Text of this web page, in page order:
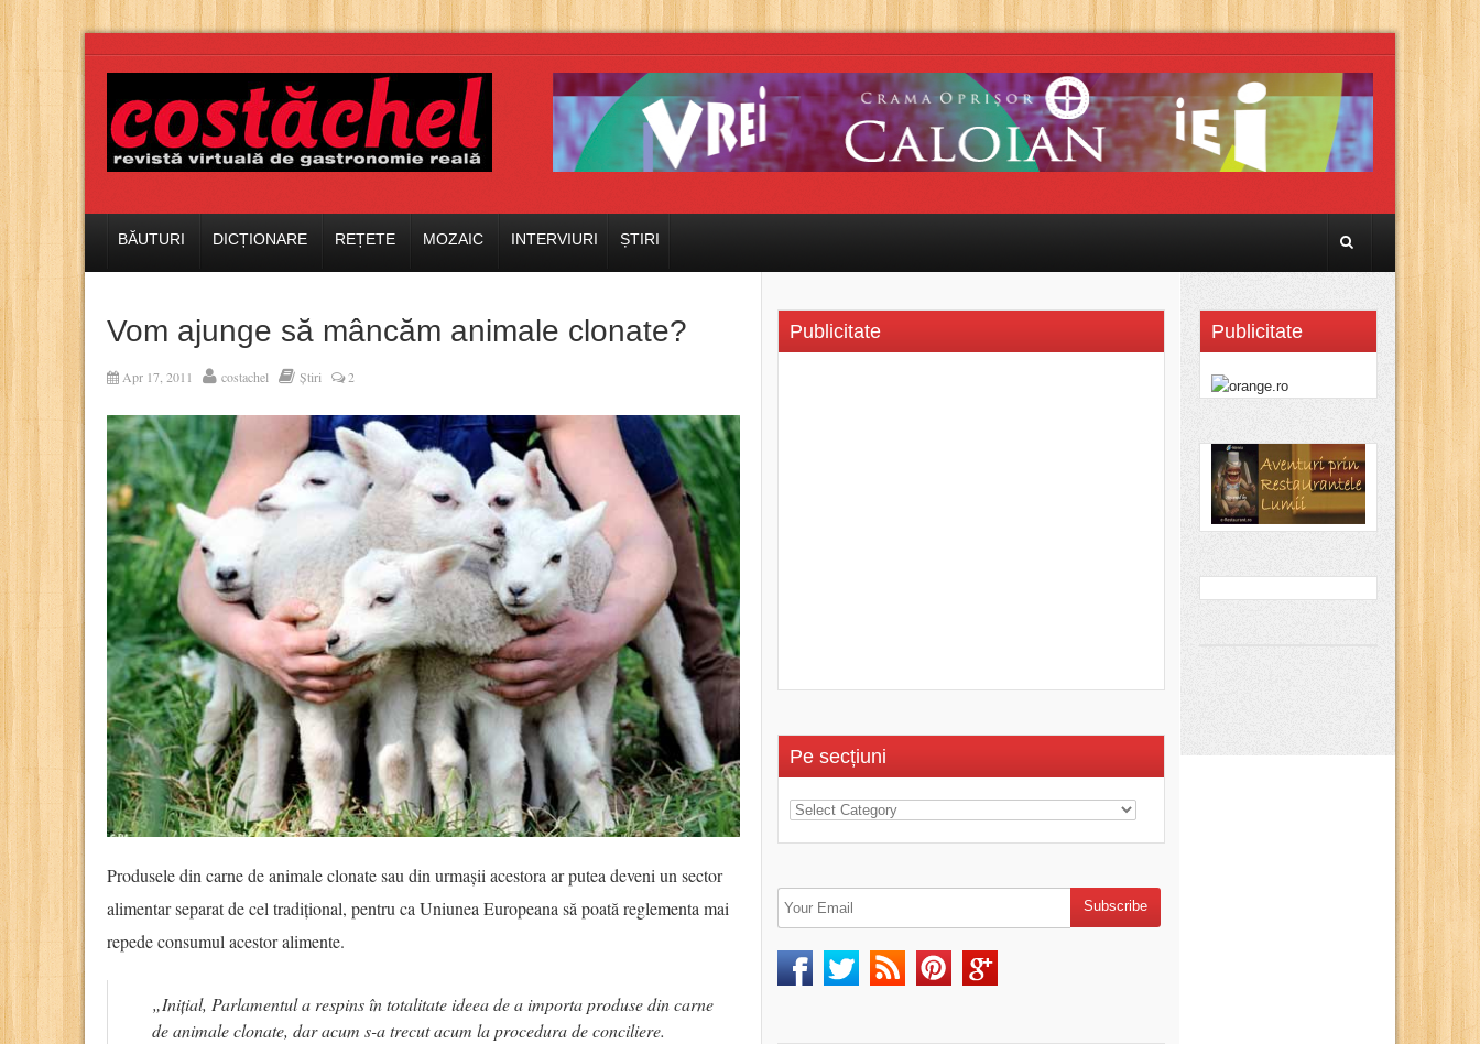
BĂUTURI DICȚIONARE REȚETE MOZAIC INTERVIURI ȘTIRI
Vom ajunge să mâncăm animale clonate?
Apr 17, 2011 costachel Știri 2
Produsele din carne de animale clonate sau din urmașii acestora ar putea deveni un sector
alimentar separat de cel tradițional, pentru ca Uniunea Europeana să poată reglementa mai
repede consumul acestor alimente.
„Inițial, Parlamentul a respins în totalitate ideea de a importa produse din carne
de animale clonate, dar acum s-a trecut acum la procedura de conciliere.
Publicitate
Pe secțiuni
Publicitate